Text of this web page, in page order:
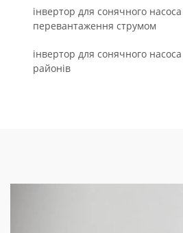
інвертор для сонячного
перевантаження струмом
інвертор для сонячного
районів